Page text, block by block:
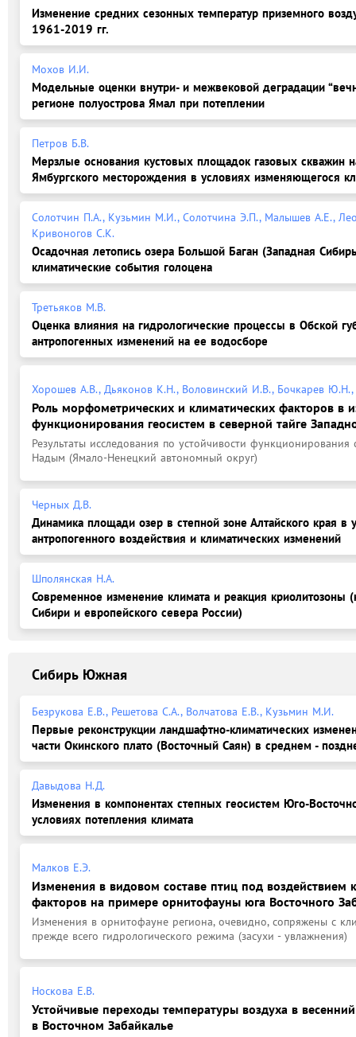
Изменение средних сезонных температур приземного
1961-2019 гг.
Мохов И.И.
Модельные оценки внутри- и межвековой деградации
регионе полуострова Ямал при потеплении
Петров Б.В.
Мерзлые основания кустовых площадок газовых скважин
Ямбургского месторождения в условиях изменяющегося
Солотчин П.А., Кузьмин М.И., Солотчина Э.П., Малышев А.Е.,
Кривоногов С.К.
Осадочная летопись озера Большой Баган (Западная
климатические события голоцена
Третьяков М.В.
Оценка влияния на гидрологические процессы в Обской
антропогенных изменений на ее водосборе
Хорошев А.В., Дьяконов К.Н., Воловинский И.В., Бочкарев
Роль морфометрических и климатических факторов в
функционирования геосистем в северной тайге
Результаты исследования по устойчивости
Надым (Ямало-Ненецкий автономный округ)
Черных Д.В.
Динамика площади озер в степной зоне Алтайского края в
антропогенного воздействия и климатических изменений
Шполянская Н.А.
Современное изменение климата и реакция криолитозоны
Сибири и европейского севера России)
Сибирь Южная
Безрукова Е.В., Решетова С.А., Волчатова Е.В., Кузьмин М.И.
Первые реконструкции ландшафтно-климатических
части Окинского плато (Восточный Саян) в среднем -
Давыдова Н.Д.
Изменения в компонентах степных геосистем Юго-
условиях потепления климата
Малков Е.Э.
Изменения в видовом составе птиц под воздействием
факторов на примере орнитофауны юга Восточного
Изменения в орнитофауне региона, очевидно, сопряжены с
прежде всего гидрологического режима (засухи - увлажнения)
Носкова Е.В.
Устойчивые переходы температуры воздуха в
в Восточном Забайкалье